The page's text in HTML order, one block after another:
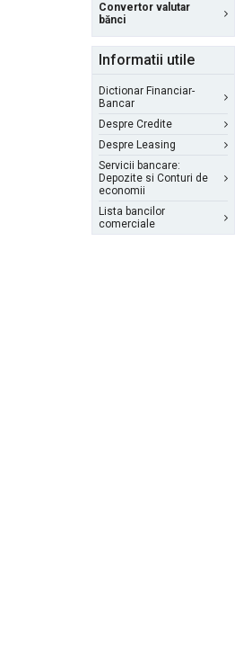
Convertor valutar
bănci
Informatii utile
Dictionar Financiar-
Bancar
Despre Credite
Despre Leasing
Servicii bancare:
Depozite si Conturi de
economii
Lista bancilor
comerciale